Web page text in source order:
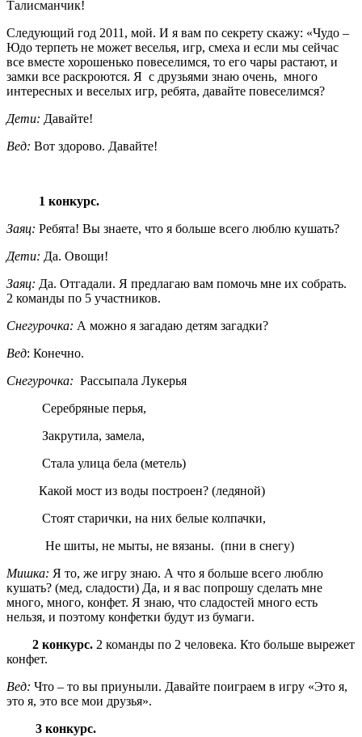
Талисманчик!
Следующий год 2011, мой. И я вам по секрету скажу: «Чудо –
Юдо терпеть не может веселья, игр, смеха и если мы сейчас
все вместе хорошенько повеселимся, то его чары растают, и
замки все раскроются. Я с друзьями знаю очень, много
интересных и веселых игр, ребята, давайте повеселимся?
Дети: Давайте!
Вед: Вот здорово. Давайте!
1 конкурс.
Заяц: Ребята! Вы знаете, что я больше всего люблю кушать?
Дети: Да. Овощи!
Заяц: Да. Отгадали. Я предлагаю вам помочь мне их собрать.
2 команды по 5 участников.
Снегурочка: А можно я загадаю детям загадки?
Вед: Конечно.
Снегурочка: Рассыпала Лукерья
Серебряные перья,
Закрутила, замела,
Стала улица бела (метель)
Какой мост из воды построен? (ледяной)
Стоят старички, на них белые колпачки,
Не шиты, не мыты, не вязаны. (пни в снегу)
Мишка: Я то, же игру знаю. А что я больше всего люблю
кушать? (мед, сладости) Да, и я вас попрошу сделать мне
много, много, конфет. Я знаю, что сладостей много есть
нельзя, и поэтому конфетки будут из бумаги.
2 конкурс. 2 команды по 2 человека. Кто больше вырежет
конфет.
Вед: Что – то вы приуныли. Давайте поиграем в игру «Это я,
это я, это все мои друзья».
3 конкурс.